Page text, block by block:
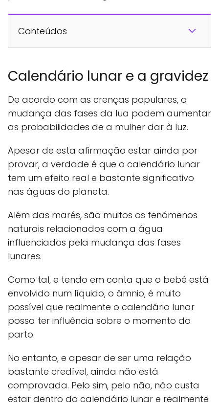
Conteúdos
Calendário lunar e a gravidez
De acordo com as crenças populares, a
mudança das fases da lua podem aumentar
as probabilidades de a mulher dar à luz.
Apesar de esta afirmação estar ainda por
provar, a verdade é que o calendário lunar
tem um efeito real e bastante significativo
nas águas do planeta.
Além das marés, são muitos os fenómenos
naturais relacionados com a água
influenciados pela mudança das fases
lunares.
Como tal, e tendo em conta que o bebé está
envolvido num líquido, o âmnio, é muito
possível que realmente o calendário lunar
possa ter influência sobre o momento do
parto.
No entanto, e apesar de ser uma relação
bastante credível, ainda não está
comprovada. Pelo sim, pelo não, não custa
estar dentro do calendário lunar e realmente